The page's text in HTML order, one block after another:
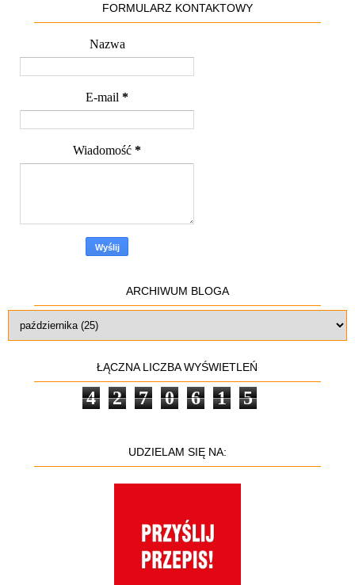
FORMULARZ KONTAKTOWY
Nazwa
E-mail *
Wiadomość *
ARCHIWUM BLOGA
ŁĄCZNA LICZBA WYŚWIETLEŃ
4 2 7 0 6 1 5
UDZIELAM SIĘ NA: